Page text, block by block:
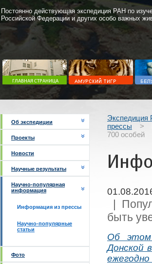
Постоянно действующая экспедиция РАН по
Российской Федерации и других особо важных
Об экспедиции
Проекты
Новости
Научные результаты
Научно-популярная
информация
Информация из прессы
Научно-популярные
статьи
Фото
Экспедиция
прессы >
700 особей
|
быть
Об этом
Донской